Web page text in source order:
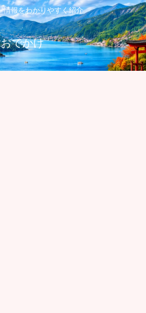
情報をわかりやすく紹介
でかけ